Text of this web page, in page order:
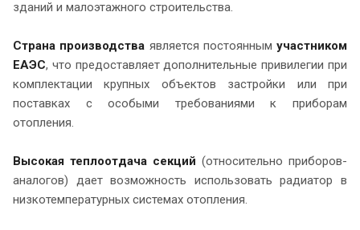
зданий и малоэтажного строительства.
Страна производства является постоянным участником
ЕАЭС, что предоставляет дополнительные привилегии при
комплектации крупных объектов застройки или при
поставках с особыми требованиями к приборам
отопления.
Высокая теплоотдача секций (относительно приборов-
аналогов) дает возможность использовать радиатор в
низкотемпературных системах отопления.